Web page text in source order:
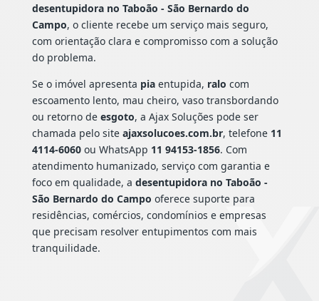
desentupidora no Taboão - São Bernardo do
Campo, o cliente recebe um serviço mais seguro,
com orientação clara e compromisso com a solução
do problema.
Se o imóvel apresenta piaentupida, ralo com
escoamento lento, mau cheiro, vaso transbordando
ou retorno de esgoto, a Ajax Soluções pode ser
chamada pelo site ajaxsolucoes.com.br, telefone 11
4114-6060ou WhatsApp 11 94153-1856. Com
atendimento humanizado, serviço com garantia e
foco em qualidade, a desentupidora no Taboão -
São Bernardo do Campo oferece suporte para
residências, comércios, condomínios e empresas
que precisam resolver entupimentos com mais
tranquilidade.